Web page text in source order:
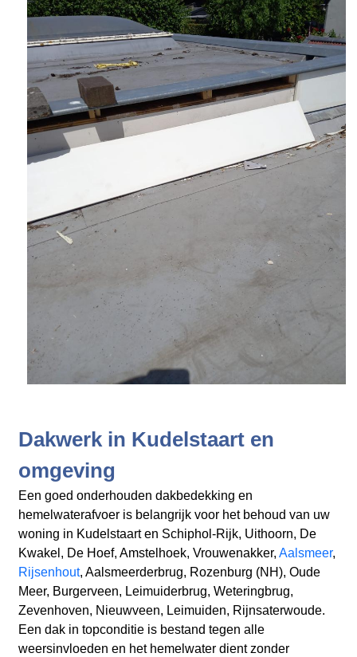
Dakwerk in Kudelstaart en
omgeving
Een goed onderhouden dakbedekking en
hemelwaterafvoer is belangrijk voor het behoud van uw
woning in Kudelstaart en Schiphol-Rijk, Uithoorn, De
Kwakel, De Hoef, Amstelhoek, Vrouwenakker, Aalsmeer,
Rijsenhout, Aalsmeerderbrug, Rozenburg (NH), Oude
Meer, Burgerveen, Leimuiderbrug, Weteringbrug,
Zevenhoven, Nieuwveen, Leimuiden, Rijnsaterwoude.
Een dak in topconditie is bestand tegen alle
weersinvloeden en het hemelwater dient zonder